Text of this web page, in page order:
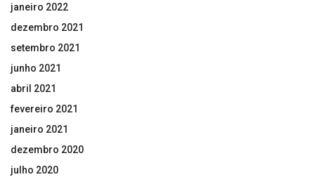
janeiro 2022
dezembro 2021
setembro 2021
junho 2021
abril 2021
fevereiro 2021
janeiro 2021
dezembro 2020
julho 2020